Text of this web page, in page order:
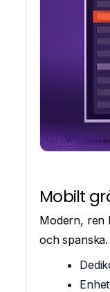
Mobilt
Modern, ren
och spanska.